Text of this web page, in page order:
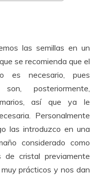
las semillas en un
se recomienda que el
es necesario, pues
posteriormente,
así que ya le
Personalmente
las introduzco en una
considerado como
de cristal previamente
prácticos y nos dan